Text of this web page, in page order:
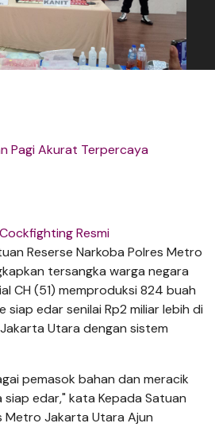
Pagi Akurat Terpercaya
Resmi
Reserse Narkoba Polres Metro
tersangka warga negara
CH (51) memproduksi 824 buah
edar senilai Rp2 miliar lebih di
Utara dengan sistem
pemasok bahan dan meracik
edar," kata Kepada Satuan
Metro Jakarta Utara Ajun